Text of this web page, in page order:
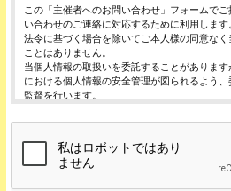
この「主催者へのお問い合わせ」フォームで
い合わせのご連絡に対応するために利用します。
法令に基づく場合を除いてご本人様の同意な
ことはありません。
当個人情報の取扱いを委託することがありま
における個人情報の安全管理が図られるよう
監督を行います。
止・消去および第三者への提供の停止（「開示
開示等の求めは、以下の「個人情報苦情及び
ご入力頂く情報の提供は任意となっております